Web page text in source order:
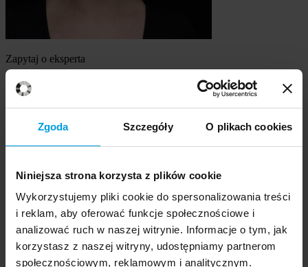
Zgoda Szczegóły O plikach cookies
Niniejsza strona korzysta z plików cookie
Wykorzystujemy pliki cookie do spersonalizowania treści
i reklam, aby oferować funkcje społecznościowe i
analizować ruch w naszej witrynie. Informacje o tym, jak
korzystasz z naszej witryny, udostępniamy partnerom
społecznościowym, reklamowym i analitycznym.
Zapytaj o eksperta
dr Ewelina Nowakowska
Szukasz eksperta
Wybierz temat
Ekspert
Wybierz formę kontaktu
udzielenie wywiadu
komentarz do artykułu
udział w audycji radiowej na żywo
udział w nagraniu audycji radiowej
udział w audycji telewizyjnej na żywo